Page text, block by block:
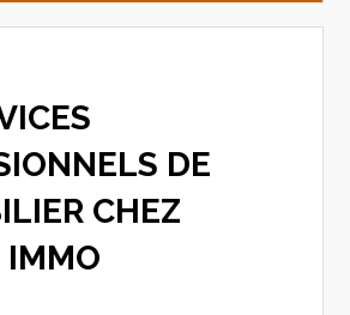
DE
CHEZ
IMMO